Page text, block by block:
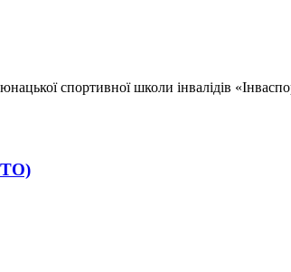
спортивної школи інвалідів